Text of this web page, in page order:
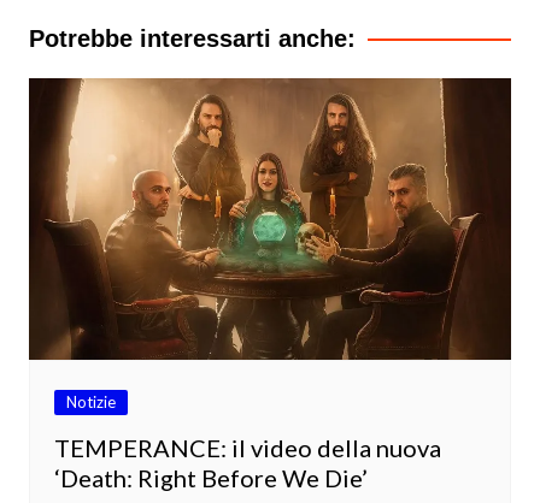
Potrebbe interessarti anche:
Notizie
TEMPERANCE: il video della nuova
‘Death: Right Before We Die’